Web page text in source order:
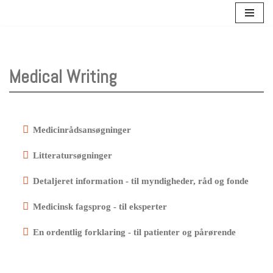
content
Medical Writing
Medicinrådsansøgninger
Litteratursøgninger
Detaljeret information - til myndigheder, råd og fonde
Medicinsk fagsprog - til eksperter
En ordentlig forklaring - til patienter og pårørende